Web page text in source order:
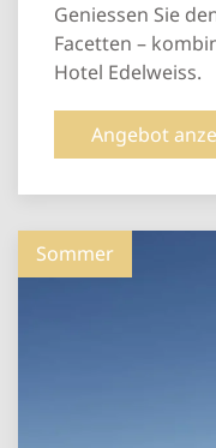
Geniessen Sie
Facetten –
Hotel Edelweiss.
Angebot
Sommer